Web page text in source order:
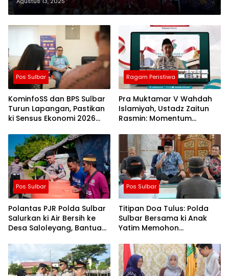
Pos Sulbar
KominfoSS dan BPS Sulbar
Turun Lapangan, Pastikan
ki Sensus Ekonomi 2026
Akurat
Ragam Peristiwa
Pra Muktamar V Wahdah
Islamiyah, Ustadz Zaitun
Rasmin: Momentum
Evaluasi Perjalanan
Dakwah
Pos Sulbar
Polantas PJR Polda Sulbar
Salurkan ki Air Bersih ke
Desa Saloleyang, Bantuan
Kemarau
Pos Sulbar
Titipan Doa Tulus: Polda
Sulbar Bersama ki Anak
Yatim Memohon
Negeri